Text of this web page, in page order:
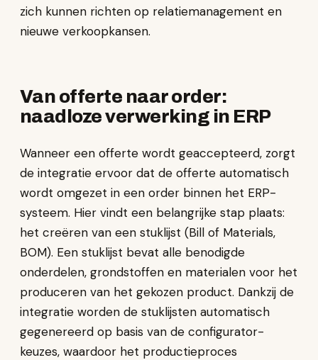
zich kunnen richten op relatiemanagement en
nieuwe verkoopkansen.
Van offerte naar order:
naadloze verwerking in ERP
Wanneer een offerte wordt geaccepteerd, zorgt
de integratie ervoor dat de offerte automatisch
wordt omgezet in een order binnen het ERP-
systeem. Hier vindt een belangrijke stap plaats:
het creëren van een stuklijst (Bill of Materials,
BOM). Een stuklijst bevat alle benodigde
onderdelen, grondstoffen en materialen voor het
produceren van het gekozen product. Dankzij de
integratie worden de stuklijsten automatisch
gegenereerd op basis van de configurator-
keuzes, waardoor het productieproces